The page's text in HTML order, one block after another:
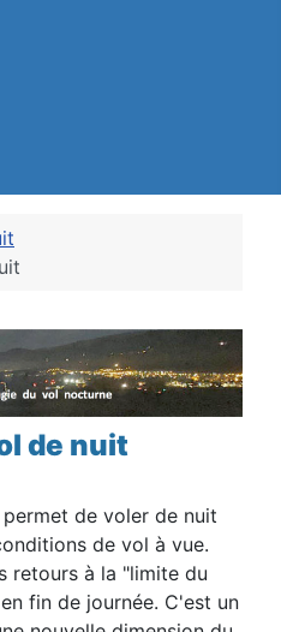
de nuit
de voler de nuit
de vol à vue.
retours à la "limite du
fin de journée. C'est un